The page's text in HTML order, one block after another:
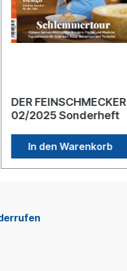
DER FEINSCHMECKER
02/2025 Sonderheft
In den Warenkorb